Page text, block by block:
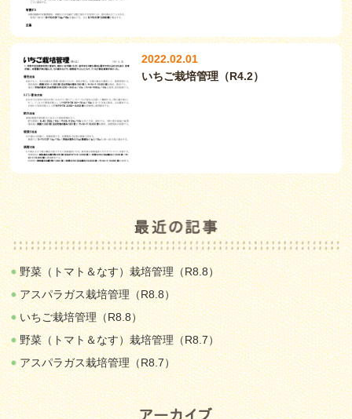
2022.02.01
いちご栽培管理（R4.2）
野菜（トマト＆なす）栽培管理（R8.8）
アスパラガス栽培管理（R8.8）
いちご栽培管理（R8.8）
野菜（トマト＆なす）栽培管理（R8.7）
アスパラガス栽培管理（R8.7）